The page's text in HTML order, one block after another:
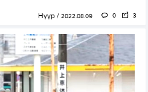
Нүүр 2022.08.09 0 3